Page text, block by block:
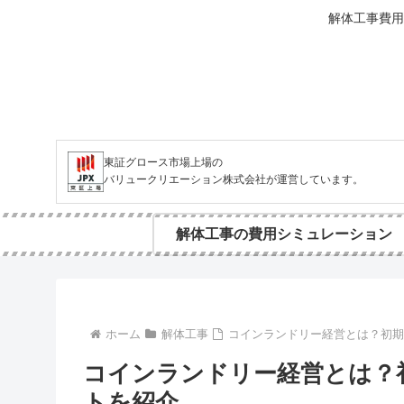
解体工事費
東証グロース市場上場の
バリュークリエーション株式会社が運営しています。
解体工事の費用シミュレーション
ホーム 解体工事 コインランドリー経営とは？初
コインランドリー経営とは